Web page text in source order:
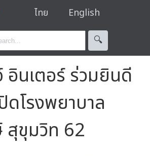
ไทย English
🔍︎
อินเตอร์ ร่วมยินดี
ดโรงพยาบาล
สุขุมวิท 62